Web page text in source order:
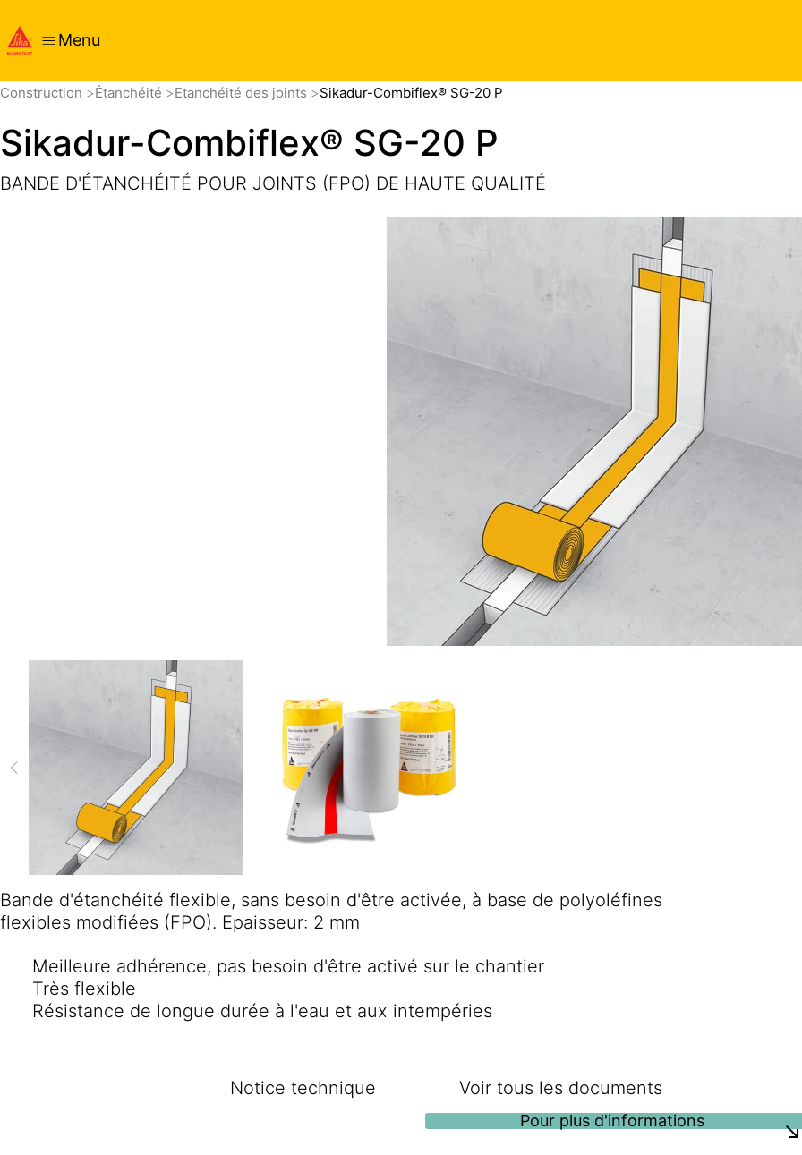
Menu
Construction Étanchéité Etanchéité des joints Sikadur-Combiflex® SG-20 P
Sikadur-Combiflex® SG-20 P
BANDE D'ÉTANCHÉITÉ POUR JOINTS (FPO) DE HAUTE QUALITÉ
Bande d'étanchéité flexible, sans besoin d'être activée, à base de polyoléfines
flexibles modifiées (FPO). Epaisseur: 2 mm
Meilleure adhérence, pas besoin d'être activé sur le chantier
Très flexible
Résistance de longue durée à l'eau et aux intempéries
Notice technique Voir tous les documents
Pour plus d'informations